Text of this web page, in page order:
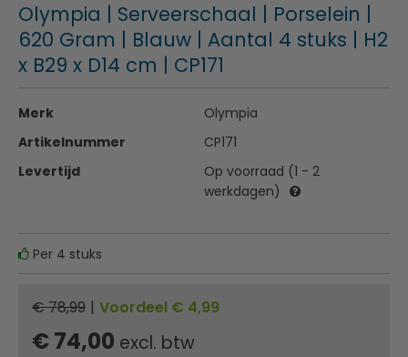
Olympia | Serveerschaal | Porselein |
620 Gram | Blauw | Aantal 4 stuks | H2
x B29 x D14 cm | CP171
Merk
Olympia
Artikelnummer
CP171
Levertijd
Op voorraad (1 - 2
werkdagen)
Per 4 stuks
€ 78,99 | Voordeel € 4,99
€ 74,00 excl. btw